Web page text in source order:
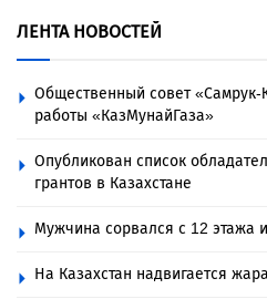
ЛЕНТА НОВОСТЕЙ
Общественный совет «Самрук-
работы «КазМунайГаза»
Опубликован список
грантов в Казахстане
Мужчина сорвался с 12 этажа
На Казахстан надвигается